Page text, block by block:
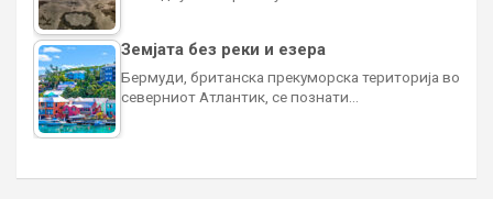
Земјата без реки и езера
Бермуди, британска прекуморска територија во
северниот Атлантик, се познати…